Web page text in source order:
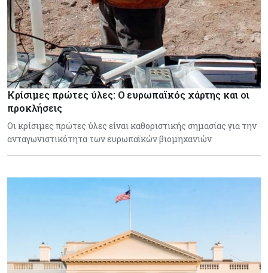
Κρίσιμες πρώτες ύλες: Ο ευρωπαϊκός χάρτης και οι
προκλήσεις
Οι κρίσιμες πρώτες ύλες είναι καθοριστικής σημασίας για την
ανταγωνιστικότητα των ευρωπαϊκών βιομηχανιών